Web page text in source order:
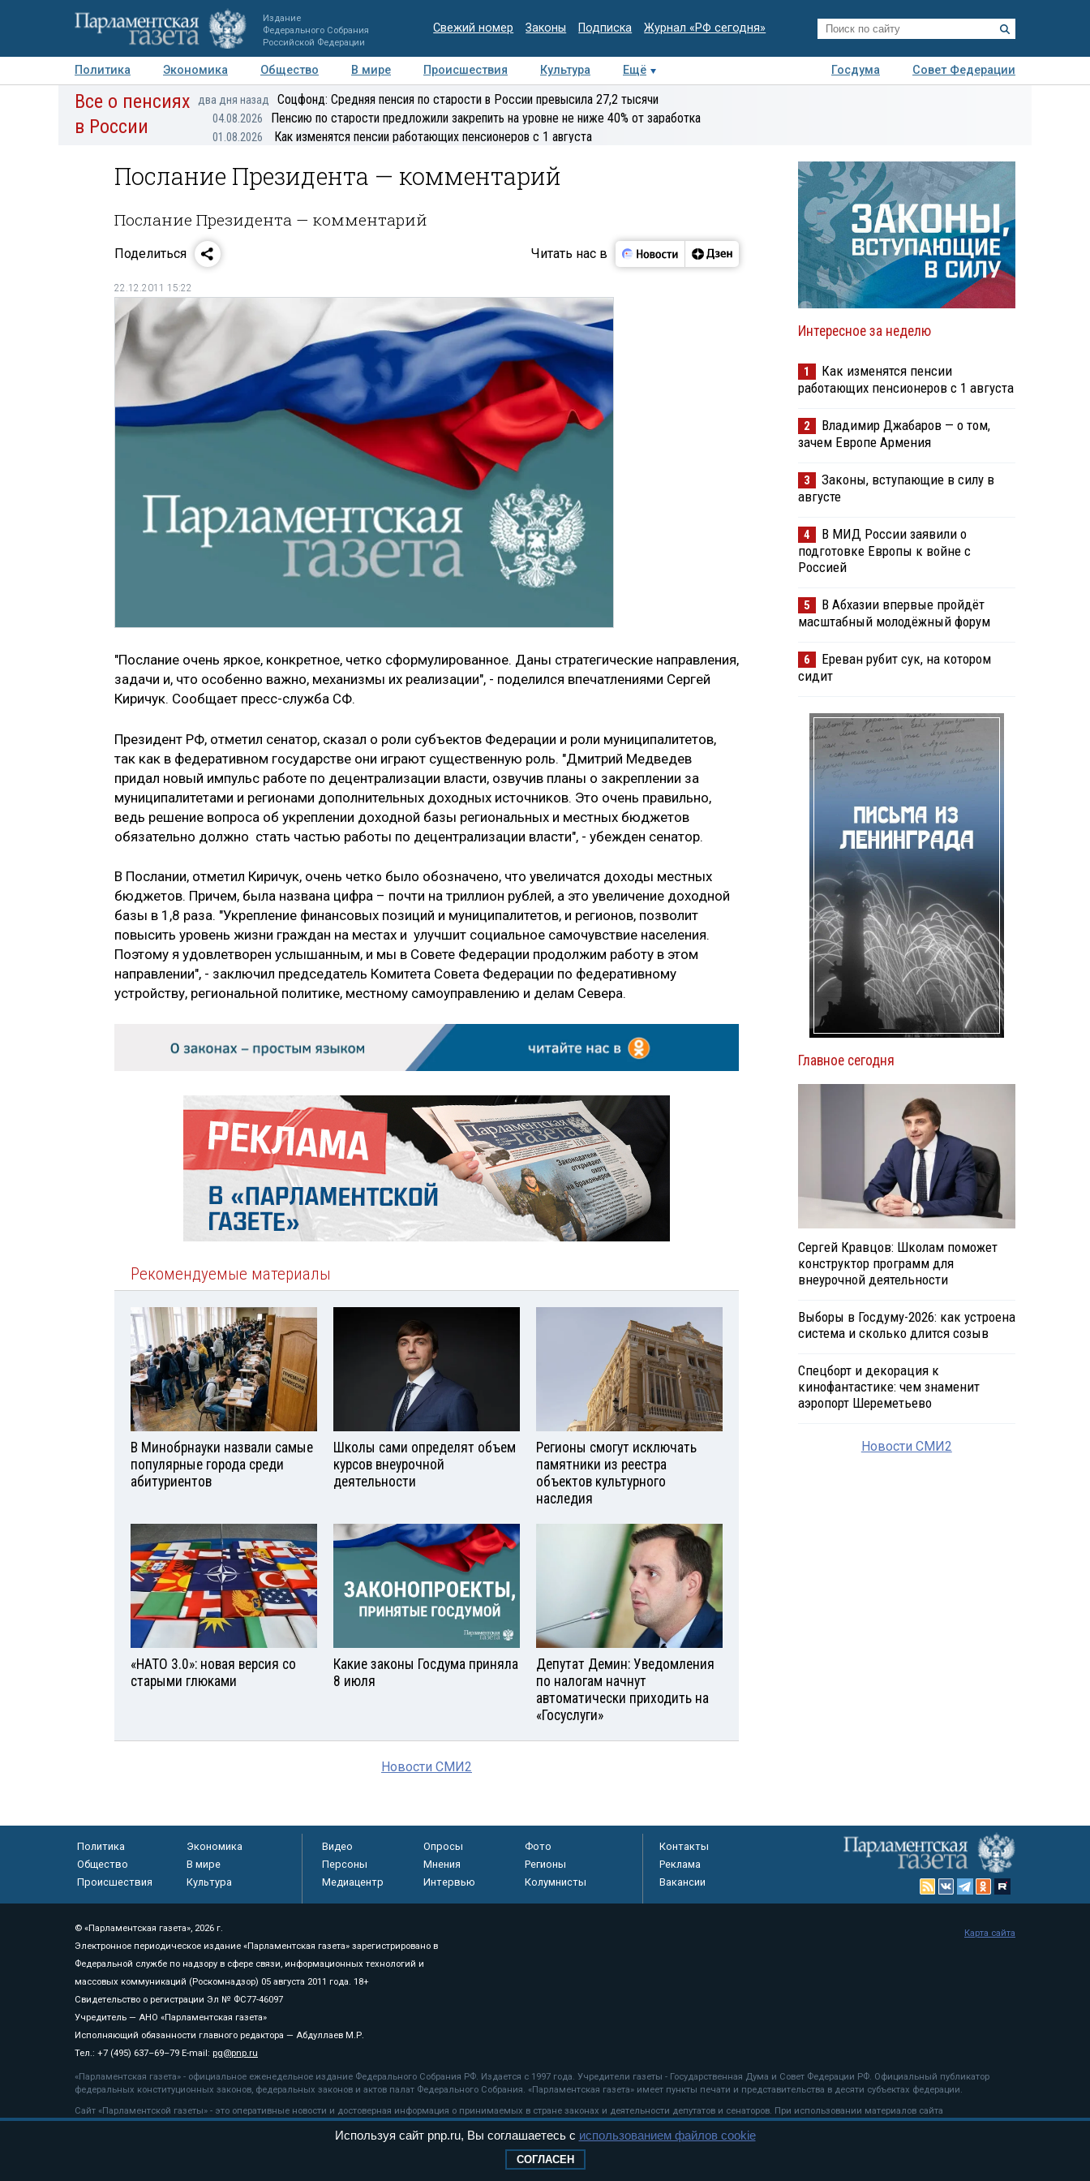
Издание
Федерального Собрания
Российской Федерации
Свежий номер Законы Подписка Журнал «РФ сегодня»
Политика Экономика Общество В мире Происшествия Культура Ещё Госдума
Совет Федерации
Авторы Персоны Мнения Регионы Медиацентр Интервью Колумнисты
Все о пенсиях
в России
два дня назад Соцфонд: Средняя пенсия по старости в России превысила 27,2 тысячи
04.08.2026 Пенсию по старости предложили закрепить на уровне не ниже 40% от заработка
01.08.2026 Как изменятся пенсии работающих пенсионеров с 1 августа
Послание Президента — комментарий
Послание Президента — комментарий
Поделиться Читать нас в
22.12.2011 15:22
"Послание очень яркое, конкретное, четко сформулированное. Даны стратегические направления,
задачи и, что особенно важно, механизмы их реализации", - поделился впечатлениями Сергей
Киричук. Сообщает пресс-служба СФ.
Президент РФ, отметил сенатор, сказал о роли субъектов Федерации и роли муниципалитетов,
так как в федеративном государстве они играют существенную роль. "Дмитрий Медведев
придал новый импульс работе по децентрализации власти, озвучив планы о закреплении за
муниципалитетами и регионами дополнительных доходных источников. Это очень правильно,
ведь решение вопроса об укреплении доходной базы региональных и местных бюджетов
обязательно должно стать частью работы по децентрализации власти", - убежден сенатор.
В Послании, отметил Киричук, очень четко было обозначено, что увеличатся доходы местных
бюджетов. Причем, была названа цифра – почти на триллион рублей, а это увеличение доходной
базы в 1,8 раза. "Укрепление финансовых позиций и муниципалитетов, и регионов, позволит
повысить уровень жизни граждан на местах и улучшит социальное самочувствие населения.
Поэтому я удовлетворен услышанным, и мы в Совете Федерации продолжим работу в этом
направлении", - заключил председатель Комитета Совета Федерации по федеративному
устройству, региональной политике, местному самоуправлению и делам Севера.
Рекомендуемые материалы
В Минобрнауки назвали самые
популярные города среди
абитуриентов
Школы сами определят объем
курсов внеурочной
деятельности
Регионы смогут исключать
памятники из реестра
объектов культурного
наследия
«НАТО 3.0»: новая версия со
старыми глюками
Какие законы Госдума приняла
8 июля
Депутат Демин: Уведомления
по налогам начнут
автоматически приходить на
«Госуслуги»
Новости СМИ2
Интересное за неделю
1
Как изменятся пенсии
работающих пенсионеров с 1 августа
2
Владимир Джабаров — о том,
зачем Европе Армения
3
Законы, вступающие в силу в
августе
4
В МИД России заявили о
подготовке Европы к войне с
Россией
5
В Абхазии впервые пройдёт
масштабный молодёжный форум
6
Ереван рубит сук, на котором
сидит
Главное сегодня
Сергей Кравцов: Школам поможет
конструктор программ для
внеурочной деятельности
Выборы в Госдуму-2026: как устроена
система и сколько длится созыв
Спецборт и декорация к
кинофантастике: чем знаменит
аэропорт Шереметьево
Новости СМИ2
Политика
Экономика
Общество
В мире
Происшествия
Культура
Видео Опросы
Фото
Персоны
Мнения
Регионы
Медиацентр
Интервью Колумнисты
Контакты
Реклама
Вакансии
© «Парламентская газета», 2026 г.
Электронное периодическое издание «Парламентская газета» зарегистрировано в
Федеральной службе по надзору в сфере связи, информационных технологий и
массовых коммуникаций (Роскомнадзор) 05 августа 2011 года. 18+
Свидетельство о регистрации Эл № ФС77-46097
Учредитель — АНО «Парламентская газета»
Исполняющий обязанности главного редактора — Абдуллаев М.Р.
Тел.: +7 (495) 637–69–79 E-mail: pg@pnp.ru
«Парламентская газета» - официальное еженедельное издание Федерального Собрания РФ. Издается с 1997 года. Учредители газеты - Государственная Дума и Совет Федерации РФ. Официальный публикатор
федеральных конституционных законов, федеральных законов и актов палат Федерального Собрания. «Парламентская газета» имеет пункты печати и представительства в десяти субъектах федерации.
Сайт «Парламентской газеты» - это оперативные новости и достоверная информация о принимаемых в стране законах и деятельности депутатов и сенаторов. При использовании материалов сайта
«Парламентской газеты» активная ссылка на pnp.ru обязательна.
рекомендательные технологии
Карта сайта
Используя сайт pnp.ru, Вы соглашаетесь с использованием файлов cookie
СОГЛАСЕН